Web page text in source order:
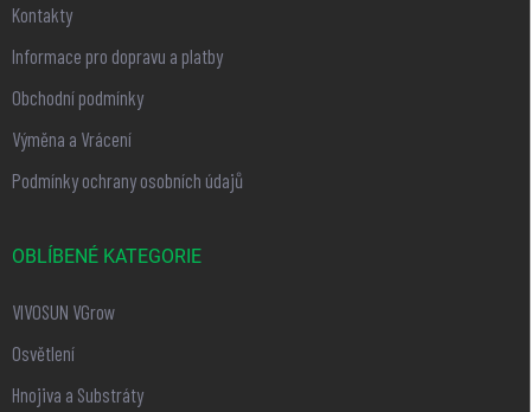
Kontakty
Informace pro dopravu a platby
Obchodní podmínky
Výměna a Vrácení
Podmínky ochrany osobních údajů
OBLÍBENÉ KATEGORIE
VIVOSUN VGrow
Osvětlení
Hnojiva a Substráty